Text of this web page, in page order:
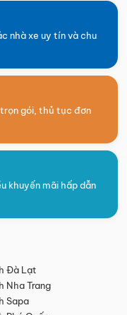
nhà xe uy tín và chu
trọn gói, thủ tục đơn
khuyến mãi hấp dẫn
Đà Lạt
Nha Trang
Sapa